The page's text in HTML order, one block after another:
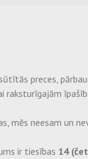
preces,
raksturīgajām
mēs neesam un
ir tiesības 14